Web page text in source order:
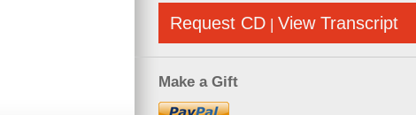
Request CD | View Transcript
Make a Gift